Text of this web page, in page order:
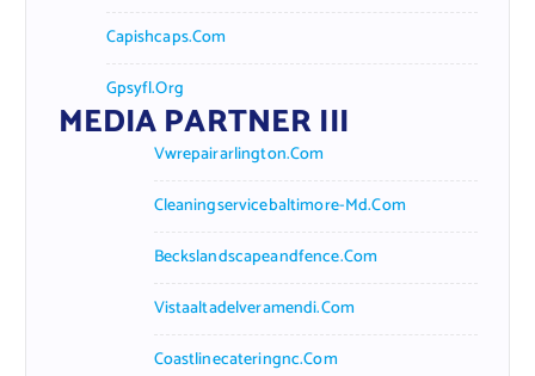
Capishcaps.com
Gpsyfl.org
MEDIA PARTNER III
Vwrepairarlington.com
Cleaningservicebaltimore-Md.com
Beckslandscapeandfence.com
Vistaaltadelveramendi.com
Coastlinecateringnc.com